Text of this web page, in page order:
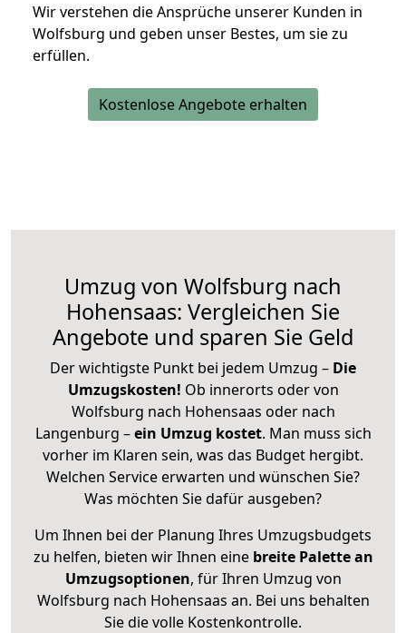
Wir verstehen die Ansprüche unserer Kunden in
Wolfsburg und geben unser Bestes, um sie zu
erfüllen.
Kostenlose Angebote erhalten
Umzug von Wolfsburg nach
Hohensaas: Vergleichen Sie
Angebote und sparen Sie Geld
Der wichtigste Punkt bei jedem Umzug – Die
Umzugskosten! Ob innerorts oder von
Wolfsburg nach Hohensaas oder nach
Langenburg –ein Umzug kostet. Man muss sich
vorher im Klaren sein, was das Budget hergibt.
Welchen Service erwarten und wünschen Sie?
Was möchten Sie dafür ausgeben?
Um Ihnen bei der Planung Ihres Umzugsbudgets
zu helfen, bieten wir Ihnen eine breite Palette an
Umzugsoptionen, für Ihren Umzug von
Wolfsburg nach Hohensaas an. Bei uns behalten
Sie die volle Kostenkontrolle.